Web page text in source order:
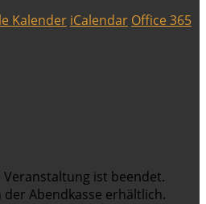
Kalender iCalendar Office 365
ist beendet.
Abendkasse erhältlich.